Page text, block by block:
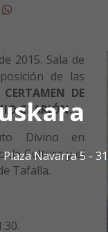
Plaza Navarra 5 -
Whatsapp
2015. Sala de
de las
CERTAMEN DE
CLARIÓN.
Divino en
de Cultura y el
Tafalla.